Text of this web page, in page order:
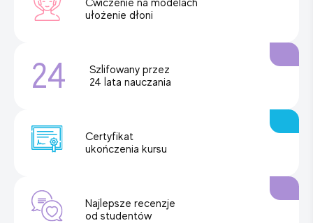
Ćwiczenie na modelach
ułożenie dłoni
24
Szlifowany przez
24 lata nauczania
Certyfikat
ukończenia kursu
Najlepsze recenzje
od studentów